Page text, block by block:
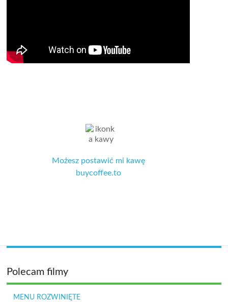
Możesz postawić mi kawę
buycoffee.to
Polecam filmy
MENU ROZWINIĘTE